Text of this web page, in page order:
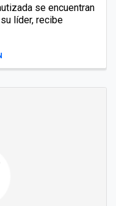
se encuentran
líder, recibe